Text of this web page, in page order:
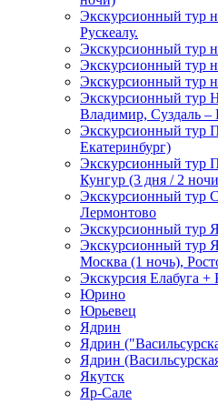
Экскурсионный тур
Рускеалу.
Экскурсионный тур
Экскурсионный тур
Экскурсионный тур
Экскурсионный тур
Владимир, Суздаль
Экскурсионный тур
Екатеринбург)
Экскурсионный тур
Кунгур (3 дня / 2
Экскурсионный тур
Лермонтово
Экскурсионный тур
Экскурсионный тур
Москва (1 ночь),
Экскурсия Елабуга +
Юрино
Юрьевец
Ядрин
Ядрин
Ядрин
Якутск
Яр-Сале